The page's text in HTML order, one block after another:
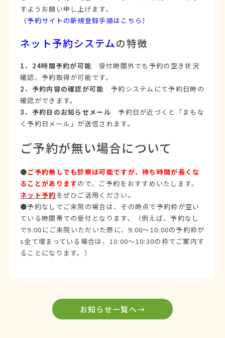
すようお願い申し上げます。
（予約サイトの新規登録手順はこちら）
ネット予約システムの特徴
1．24時間予約が可能 受付時間外でも予約の空き状況
確認、予約取得が可能です。
2．予約内容の確認が可能 予約システムにて予約日時の
確認ができます。
3．予約日のお知らせメール予約日が近づくと「まもな
く予約日メール」が送信されます。
ご予約が無い場合について
●ご予約無しでも診察は可能ですが、待ち時間が長くな
ることがありますので、ご予約をおすすめいたします。
ネット予約 をぜひご活用ください。
●予約なしでご来院の場合は、その時点で予約枠が空い
ている時間帯での受付となります。（例えば、予約なし
で9:00にご来院いただいた際に、9:00～10:00の予約枠が
s全て埋まっている場合は、10:00～10:30の枠でご案内す
ることになります。）
お知らせ一覧へ→